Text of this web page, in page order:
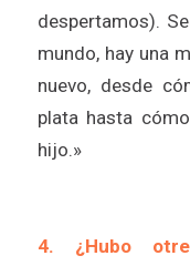
despertamos).
mundo, hay una
nuevo, desde
plata hasta
hijo.»
4. ¿Hubo